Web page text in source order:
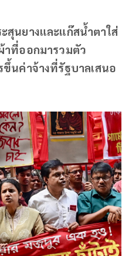
สุนยางและแก๊สน้ำตาใส่
าที่ออกมารวมตัว
นค่าจ้างที่รัฐบาลเสนอ